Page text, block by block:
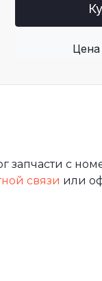
запчасти с
связи или